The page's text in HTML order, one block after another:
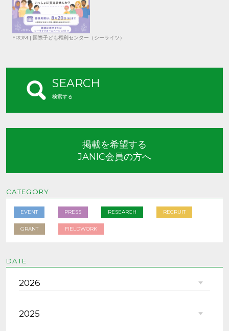
FROM | 国際子ども権利センター（シーライツ）
SEARCH
検索する
掲載を希望する
JANIC会員の方へ
CATEGORY
EVENT PRESS RESEARCH RECRUIT
GRANT FIELDWORK
DATE
2026
2025